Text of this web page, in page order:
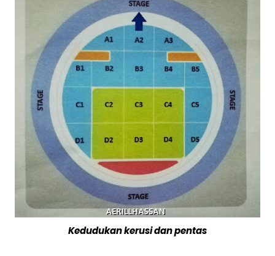
Kedudukan kerusi dan pentas